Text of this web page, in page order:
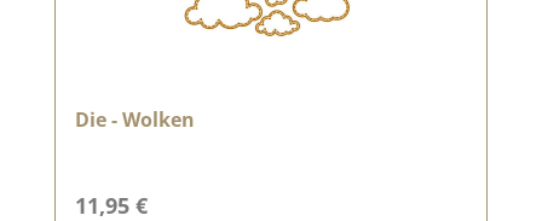
Die - Wolken
Regulärer Preis:
11,95 €